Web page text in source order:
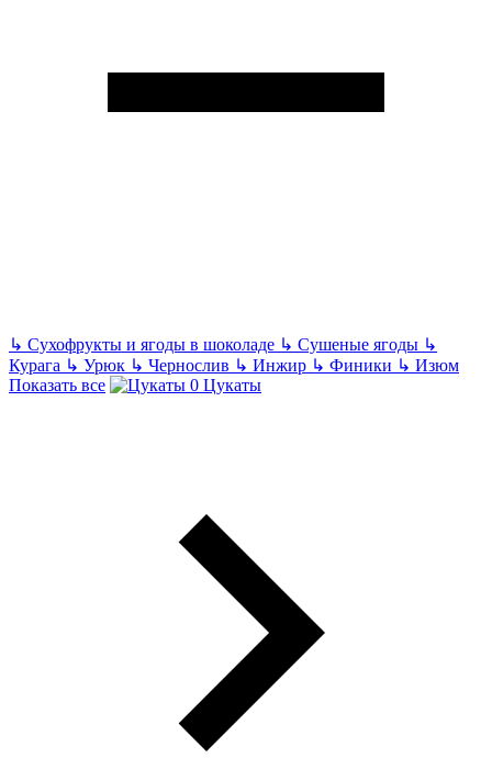
↳ Сухофрукты и ягоды в шоколаде ↳ Сушеные ягоды ↳
Курага ↳ Урюк ↳ Чернослив ↳ Инжир ↳ Финики ↳ Изюм
Показать все
Цукаты